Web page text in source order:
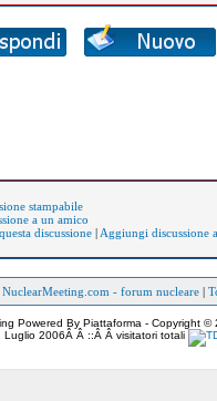
stampabile
a un amico
discussione | Aggiungi discussione
NuclearMeeting.com - forum nucleare |
Powered By Piattaforma - Copyright ©
Luglio 2006Â Â ::Â Â visitatori totali